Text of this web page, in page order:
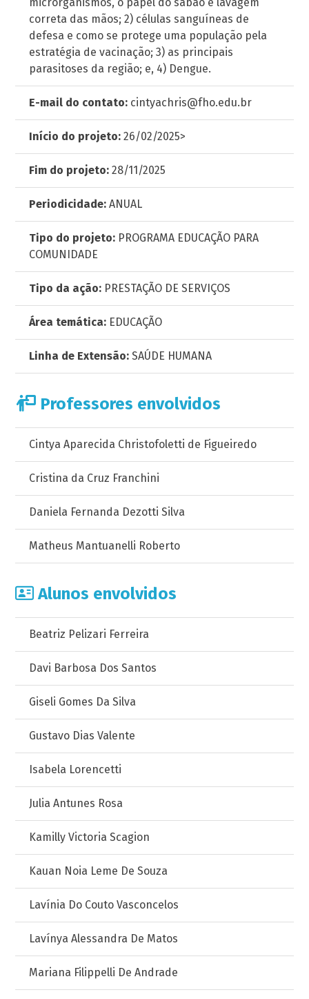
correta das mãos; 2) células sanguíneas de
defesa e como se protege uma população pela
estratégia de vacinação; 3) as principais
parasitoses da região; e, 4) Dengue.
E-mail do contato: cintyachris@fho.edu.br
Início do projeto: 26/02/2025>
Fim do projeto: 28/11/2025
Periodicidade: ANUAL
Tipo do projeto: PROGRAMA EDUCAÇÃO PARA
COMUNIDADE
Tipo da ação: PRESTAÇÃO DE SERVIÇOS
Área temática: EDUCAÇÃO
Linha de Extensão: SAÚDE HUMANA
Professores envolvidos
Cintya Aparecida Christofoletti de Figueiredo
Cristina da Cruz Franchini
Daniela Fernanda Dezotti Silva
Matheus Mantuanelli Roberto
Alunos envolvidos
Beatriz Pelizari Ferreira
Davi Barbosa Dos Santos
Giseli Gomes Da Silva
Gustavo Dias Valente
Isabela Lorencetti
Julia Antunes Rosa
Kamilly Victoria Scagion
Kauan Noia Leme De Souza
Lavínia Do Couto Vasconcelos
Lavínya Alessandra De Matos
Mariana Filippelli De Andrade